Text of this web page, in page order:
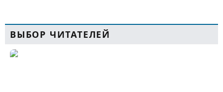
ВЫБОР ЧИТАТЕЛЕЙ